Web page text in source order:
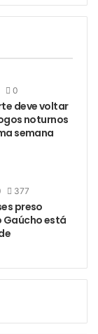
0
deve voltar
noturnos
semana
377
preso
Gaúcho está